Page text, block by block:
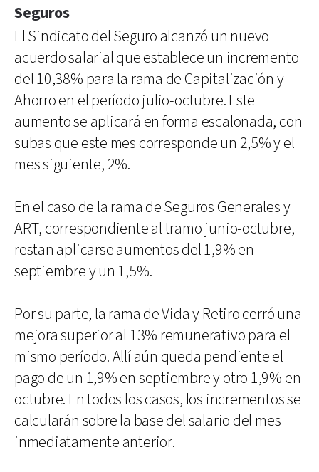
Seguros
El Sindicato del Seguro alcanzó un nuevo
acuerdo salarial que establece un incremento
del 10,38% para la rama de Capitalización y
Ahorro en el período julio-octubre. Este
aumento se aplicará en forma escalonada, con
subas que este mes corresponde un 2,5% y el
mes siguiente, 2%.
En el caso de la rama de Seguros Generales y
ART, correspondiente al tramo junio-octubre,
restan aplicarse aumentos del 1,9% en
septiembre y un 1,5%.
Por su parte, la rama de Vida y Retiro cerró una
mejora superior al 13% remunerativo para el
mismo período. Allí aún queda pendiente el
pago de un 1,9% en septiembre y otro 1,9% en
octubre. En todos los casos, los incrementos se
calcularán sobre la base del salario del mes
inmediatamente anterior.